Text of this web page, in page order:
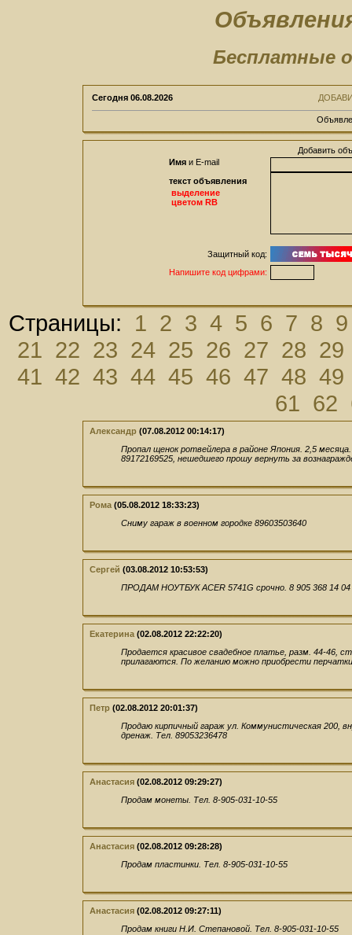
Бесплатные
Сегодня 06.08.2026
Добавить
Имя и E-mail
текст объявления
выделение
цветом RB
Защитный код:
Напишите код цифрами:
Страницы: 1 2 3 4 5 6 7 8 9
21 22 23 24 25 26 27 28 29
41 42 43 44 45 46 47 48 49
61 62
Александр (07.08.2012 00:14:17)
Пропал щенок ротвейлера в районе Япония. 2,5
89172169525, нешедшего прошу вернуть за
Рома (05.08.2012 18:33:23)
Сниму гараж в военном городке 89603503640
Сергей (03.08.2012 10:53:53)
ПРОДАМ НОУТБУК ACER 5741G срочно. 8 905 368 14 04
Екатерина (02.08.2012 22:22:20)
Продается красивое свадебное платье, разм. 44-46,
прилагаются. По желанию можно приобрести
Петр (02.08.2012 20:01:37)
Продаю кирпичный гараж ул. Коммунистическая 200,
дренаж. Тел. 89053236478
Анастасия (02.08.2012 09:29:27)
Продам монеты. Тел. 8-905-031-10-55
Анастасия (02.08.2012 09:28:28)
Продам пластинки. Тел. 8-905-031-10-55
Анастасия (02.08.2012 09:27:11)
Продам книги Н.И. Степановой. Тел. 8-905-031-10-55